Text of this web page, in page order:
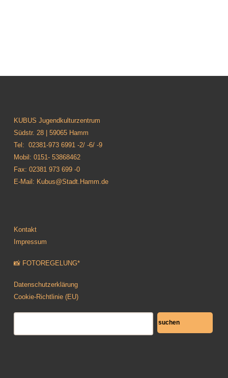
KUBUS Jugendkulturzentrum
Südstr. 28 | 59065 Hamm
Tel: 02381-973 6991 -2/ -6/ -9
Mobil: 0151- 53868462
Fax: 02381 973 699 -0
E-Mail: Kubus@Stadt.Hamm.de
Kontakt
Impressum
📸 FOTOREGELUNG*
Datenschutzerklärung
Cookie-Richtlinie (EU)